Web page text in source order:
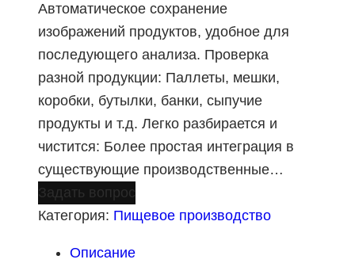
Автоматическое сохранение
изображений продуктов, удобное для
последующего анализа. Проверка
разной продукции: Паллеты, мешки,
коробки, бутылки, банки, сыпучие
продукты и т.д. Легко разбирается и
чистится: Более простая интеграция в
существующие производственные…
Задать вопрос
Категория: Пищевое производство
Описание